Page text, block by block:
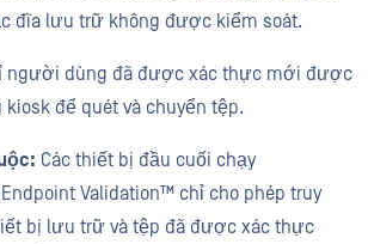
đĩa lưu trữ không được kiểm soát.
người dùng đã được xác thực mới được
để quét và chuyển tệp.
Các thiết bị đầu cuối chạy
Endpoint Validation™ chỉ cho phép truy
bị lưu trữ và tệp đã được xác thực